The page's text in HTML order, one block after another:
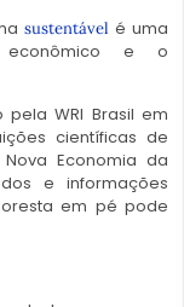
sustentável é uma
econômico e o
WRI Brasil em
científicas de
Economia da
e informações
em pé pode